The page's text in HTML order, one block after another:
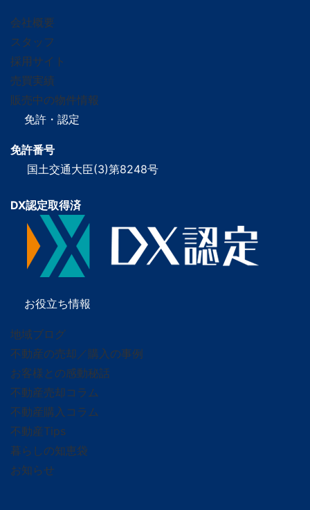
会社概要
スタッフ
採用サイト
売買実績
販売中の物件情報
免許・認定
免許番号
国土交通大臣(3)第8248号
DX認定取得済
お役立ち情報
地域ブログ
不動産の売却／購入の事例
お客様との感動秘話
不動産売却コラム
不動産購入コラム
不動産Tips
暮らしの知恵袋
お知らせ